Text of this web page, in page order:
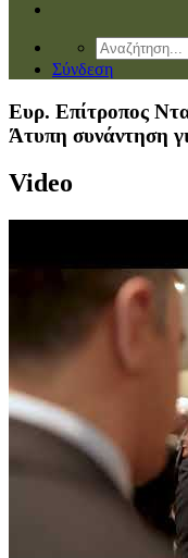
Σύνδεση
Ευρ. Επίτροπος
Άτυπη συνάντηση
Video